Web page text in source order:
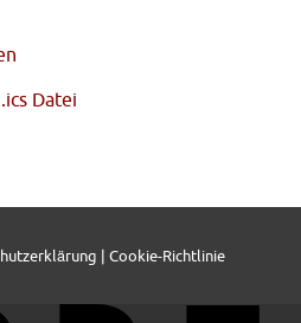
Datei
| Cookie-Richtlinie